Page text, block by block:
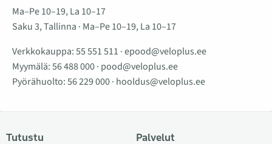
Ma–Pe 10–19, La 10–17
Saku 3, Tallinna · Ma–Pe 10–19, La 10–17
Verkkokauppa:55 551 511 ·epood@veloplus.ee
Myymälä:56 488 000· pood@veloplus.ee
Pyörähuolto:56 229 000· hooldus@veloplus.ee
Tutustu Palvelut